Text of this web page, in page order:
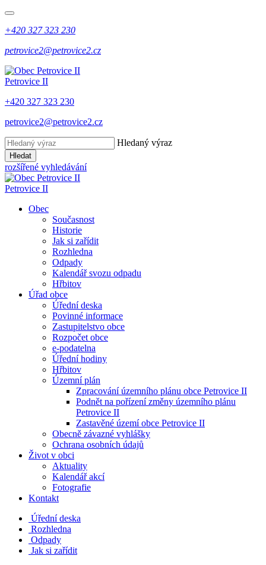
+420 327 323 230
petrovice2@petrovice2.cz
Petrovice II
+420 327 323 230
petrovice2@petrovice2.cz
Hledaný výraz
Hledat
rozšířené vyhledávání
Petrovice II
Obec
Současnost
Historie
Jak si zařídit
Rozhledna
Odpady
Kalendář svozu odpadu
Hřbitov
Úřad obce
Úřední deska
Povinné informace
Zastupitelstvo obce
Rozpočet obce
e-podatelna
Úřední hodiny
Hřbitov
Územní plán
Zpracování územního plánu obce Petrovice II
Podnět na pořízení změny územního plánu
Petrovice II
Zastavěné území obce Petrovice II
Obecně závazné vyhlášky
Ochrana osobních údajů
Život v obci
Aktuality
Kalendář akcí
Fotografie
Kontakt
Úřední deska
Rozhledna
Odpady
Jak si zařídit